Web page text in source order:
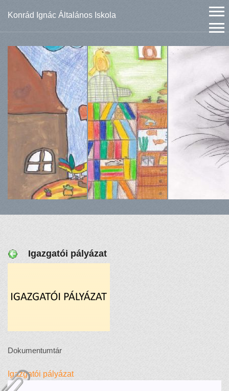
Konrád Ignác Általános Iskola
Igazgatói pályázat
Dokumentumtár
Igazgatói pályázat